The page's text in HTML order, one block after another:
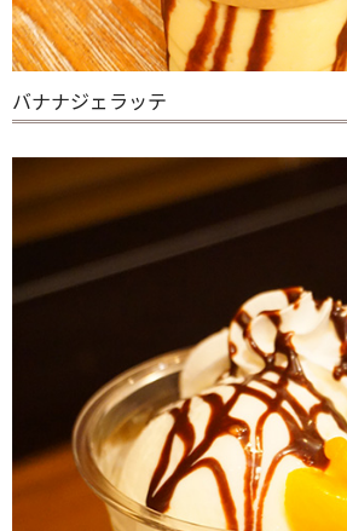
バナナジェラッテ